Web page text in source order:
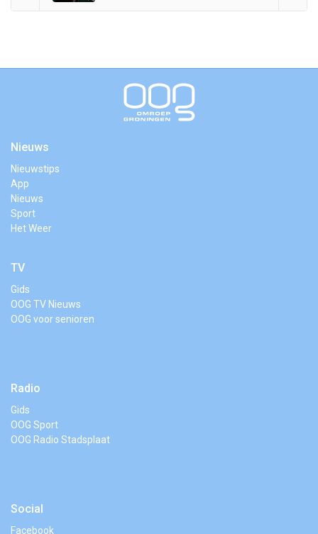
Nieuws
Nieuwstips
App
Nieuws
Sport
Het Weer
TV
Gids
OOG TV Nieuws
OOG voor senioren
Radio
Gids
OOG Sport
OOG Radio Stadsplaat
Social
Facebook